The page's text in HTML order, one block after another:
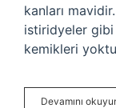
kanları
istiridyeler gibi
kemikleri
Devamını